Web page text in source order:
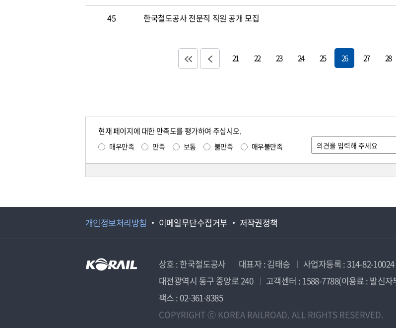
45 한국철도공사 전문직 직원 공개 모집
21 22 23 24 25 26 27 28
현재 페이지에 대한 만족도를 평가하여 주십시오.
매우만족 만족 보통 불만족 매우불만족
개인정보처리방침 이메일무단수집거부 저작권정책
상호 : 한국철도공사 대표자 : 김태승 사업자등록 : 314-82-10024
대전광역시 동구 중앙로 240
고객센터 : 1588-7788(이용료 : 발신자
팩스 : 02-361-8385
COPYRIGHT ⓒ KOREA RAILROAD. ALL RIGHTS RESERVED.